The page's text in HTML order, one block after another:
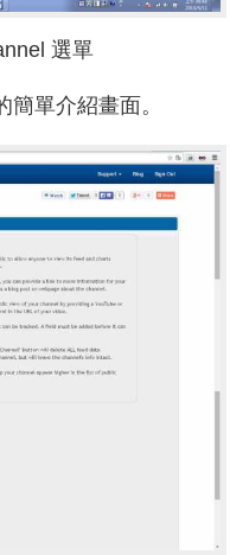
選單
單介紹畫面。